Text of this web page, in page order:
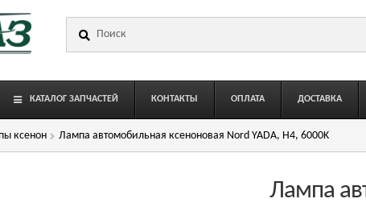
КАТАЛОГ ЗАПЧАСТЕЙ КОНТАКТЫ ОПЛАТА ДОСТАВКА
ксенон Лампа автомобильная ксеноновая Nord YADA, H4, 6000K
Лампа